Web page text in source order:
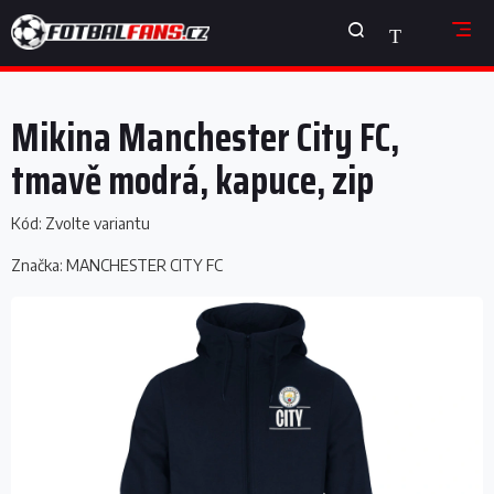
na
obsah
NÁKUPNÍ
KOŠÍK
Mikina Manchester City FC,
tmavě modrá, kapuce, zip
Kód: Zvolte variantu
Značka: MANCHESTER CITY FC